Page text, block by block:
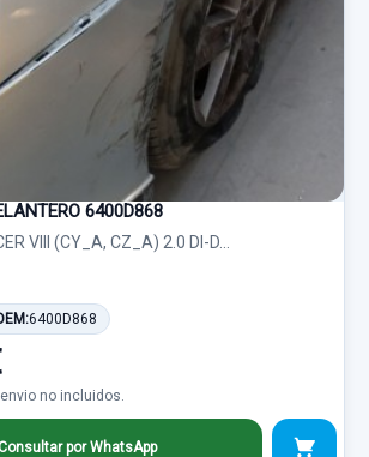
6400D868
VIII (CY_A, CZ_A) 2.0 DI-D...
6400D868
no incluidos.
por WhatsApp